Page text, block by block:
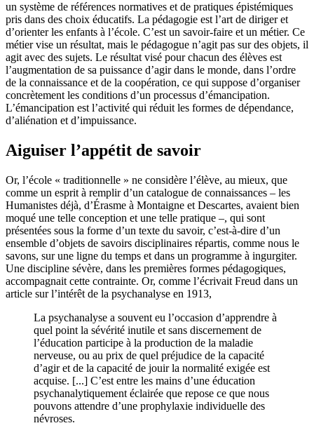
un système de références normatives et de pratiques épistémiques
pris dans des choix éducatifs. La pédagogie est l’art de diriger et
d’orienter les enfants à l’école. C’est un savoir-faire et un métier. Ce
métier vise un résultat, mais le pédagogue n’agit pas sur des objets, il
agit avec des sujets. Le résultat visé pour chacun des élèves est
l’augmentation de sa puissance d’agir dans le monde, dans l’ordre
de la connaissance et de la coopération, ce qui suppose d’organiser
concrètement les conditions d’un processus d’émancipation.
L’émancipation est l’activité qui réduit les formes de dépendance,
d’aliénation et d’impuissance.
Aiguiser l’appétit de savoir
Or, l’école « traditionnelle » ne considère l’élève, au mieux, que
comme un esprit à remplir d’un catalogue de connaissances – les
Humanistes déjà, d’Érasme à Montaigne et Descartes, avaient bien
moqué une telle conception et une telle pratique –, qui sont
présentées sous la forme d’un texte du savoir, c’est-à-dire d’un
ensemble d’objets de savoirs disciplinaires répartis, comme nous le
savons, sur une ligne du temps et dans un programme à ingurgiter.
Une discipline sévère, dans les premières formes pédagogiques,
accompagnait cette contrainte. Or, comme l’écrivait Freud dans un
article sur l’intérêt de la psychanalyse en 1913,
La psychanalyse a souvent eu l’occasion d’apprendre à
quel point la sévérité inutile et sans discernement de
l’éducation participe à la production de la maladie
nerveuse, ou au prix de quel préjudice de la capacité
d’agir et de la capacité de jouir la normalité exigée est
acquise. [...] C’est entre les mains d’une éducation
psychanalytiquement éclairée que repose ce que nous
pouvons attendre d’une prophylaxie individuelle des
névroses.